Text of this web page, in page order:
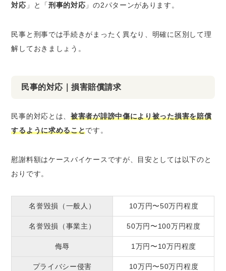
対応 」と「刑事的対応 」の2パターンがあります。
民事と刑事では手続きがまったく異なり、明確に区別して理
解しておきましょう。
民事的対応｜損害賠償請求
民事的対応とは、被害者が誹謗中傷により被った損害を賠償
するように求めることです。
慰謝料額はケースバイケースですが、目安としては以下のと
おりです。
名誉毀損（一般人） 10万円〜50万円程度
名誉毀損（事業主） 50万円〜100万円程度
侮辱 1万円〜10万円程度
プライバシー侵害 10万円〜50万円程度